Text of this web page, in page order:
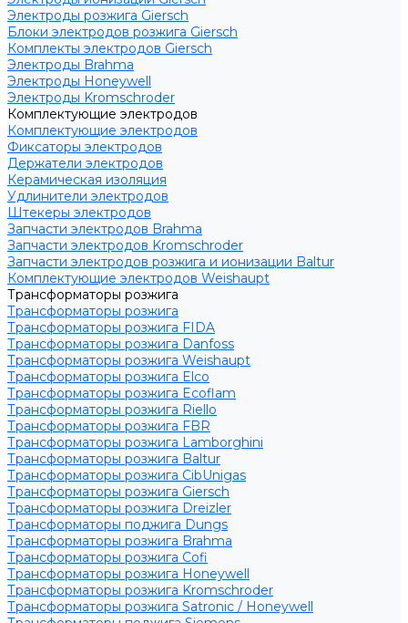
Электроды розжига Giersch
Блоки электродов розжига Giersch
Комплекты электродов Giersch
Электроды Brahma
Электроды Honeywell
Электроды Kromschroder
Комплектующие электродов
Комплектующие электродов
Фиксаторы электродов
Держатели электродов
Керамическая изоляция
Удлинители электродов
Штекеры электродов
Запчасти электродов Brahma
Запчасти электродов Kromschroder
Запчасти электродов розжига и ионизации Baltur
Комплектующие электродов Weishaupt
Трансформаторы розжига
Трансформаторы розжига
Трансформаторы розжига FIDA
Трансформаторы розжига Danfoss
Трансформаторы розжига Weishaupt
Трансформаторы розжига Elco
Трансформаторы розжига Ecoflam
Трансформаторы розжига Riello
Трансформаторы розжига FBR
Трансформаторы розжига Lamborghini
Трансформаторы розжига Baltur
Трансформаторы розжига CibUnigas
Трансформаторы розжига Giersch
Трансформаторы розжига Dreizler
Трансформаторы поджига Dungs
Трансформаторы розжига Brahma
Трансформаторы розжига Cofi
Трансформаторы розжига Honeywell
Трансформаторы розжига Kromschroder
Трансформаторы розжига Satronic / Honeywell